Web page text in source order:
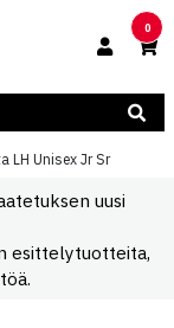
0
LH Unisex Jr Sr
uusi
esittelytuotteita,